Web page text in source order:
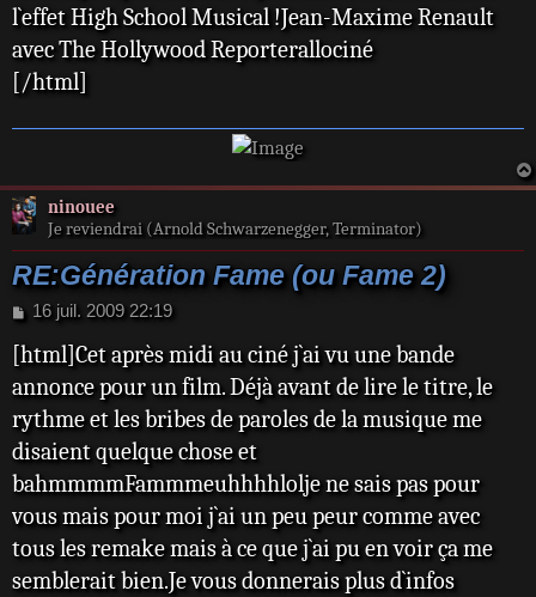
l`effet High School Musical !Jean-Maxime Renault
avec The Hollywood Reporterallociné
[/html]
ninouee
Je reviendrai (Arnold Schwarzenegger, Terminator)
RE:Génération Fame (ou Fame 2)
M
s
a
g
e
16 juil. 2009 22:19
[html]Cet après midi au ciné j`ai vu une bande
annonce pour un film. Déjà avant de lire le titre, le
rythme et les bribes de paroles de la musique me
disaient quelque chose et
bahmmmmFammmeuhhhhlolje ne sais pas pour
vous mais pour moi j`ai un peu peur comme avec
tous les remake mais à ce que j`ai pu en voir ça me
semblerait bien.Je vous donnerais plus d`infos